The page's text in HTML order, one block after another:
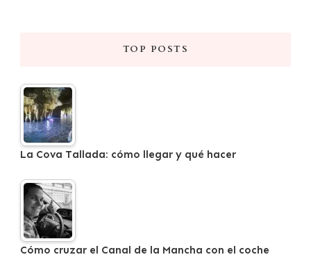
TOP POSTS
La Cova Tallada: cómo llegar y qué hacer
Cómo cruzar el Canal de la Mancha con el coche